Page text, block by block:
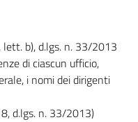
lett. b), d.lgs. n. 33/2013
di ciascun ufficio,
i nomi dei dirigenti
d.lgs. n. 33/2013)